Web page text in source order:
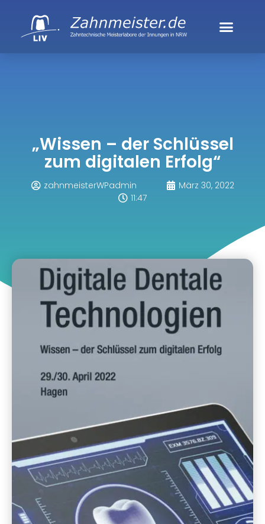
„Wissen – der Schlüssel
zum digitalen Erfolg“
zahnmeisterWPadmin
März 30, 2022
11:47